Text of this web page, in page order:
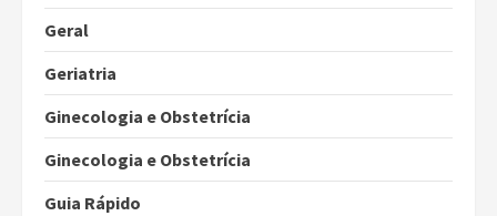
Geral
Geriatria
Ginecologia e Obstetrícia
Ginecologia e Obstetrícia
Guia Rápido